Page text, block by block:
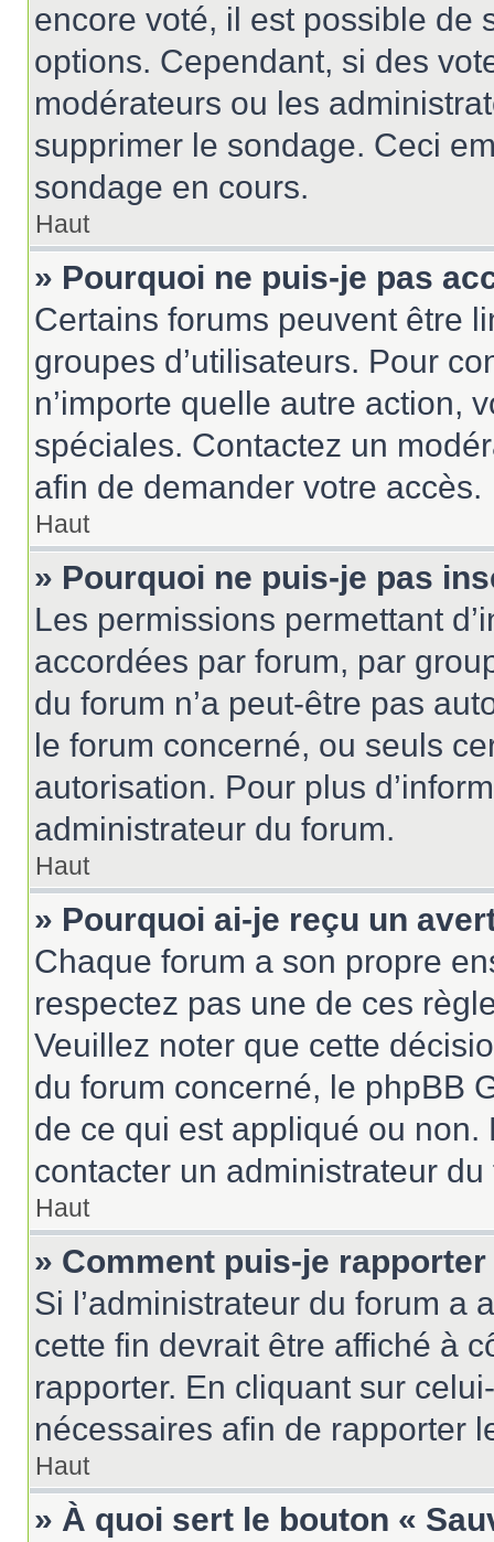
encore voté, il est possible de
options. Cependant, si des
modérateurs ou les
supprimer le sondage. Ceci
sondage en cours.
Haut
» Pourquoi ne puis-je pas
Certains forums peuvent être
groupes d’utilisateurs. Pour
n’importe quelle autre action,
spéciales. Contactez un
afin de demander votre accès.
Haut
» Pourquoi ne puis-je pas
Les permissions permettant
accordées par forum, par
du forum n’a peut-être pas
le forum concerné, ou seuls
autorisation. Pour plus
administrateur du forum.
Haut
» Pourquoi ai-je reçu un
Chaque forum a son propre
respectez pas une de ces
Veuillez noter que cette
du forum concerné, le phpBB
de ce qui est appliqué ou non.
contacter un administrateur du
Haut
» Comment puis-je
Si l’administrateur du forum a
cette fin devrait être affiché à
rapporter. En cliquant sur
nécessaires afin de rapporter
Haut
» À quoi sert le bouton «